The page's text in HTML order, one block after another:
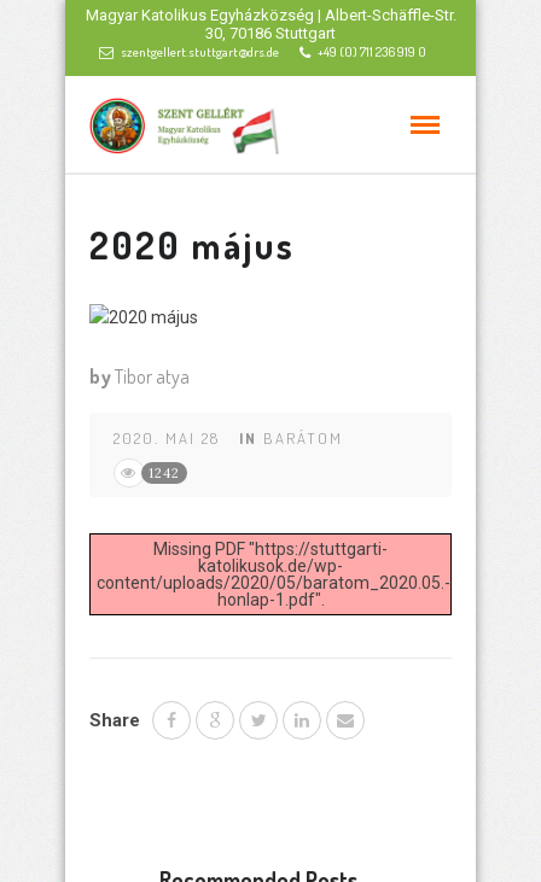
Magyar Katolikus Egyházközség | Albert-Schäffle-Str.
30, 70186 Stuttgart
szentgellert.stuttgart@drs.de +49 (0) 711 236 919 0
2020 május
byTibor atya
2020. MAI 28 IN BARÁTOM
1242
Missing PDF "https://stuttgarti-
katolikusok.de/wp-
content/uploads/2020/05/baratom_2020.05.-
honlap-1.pdf".
Share